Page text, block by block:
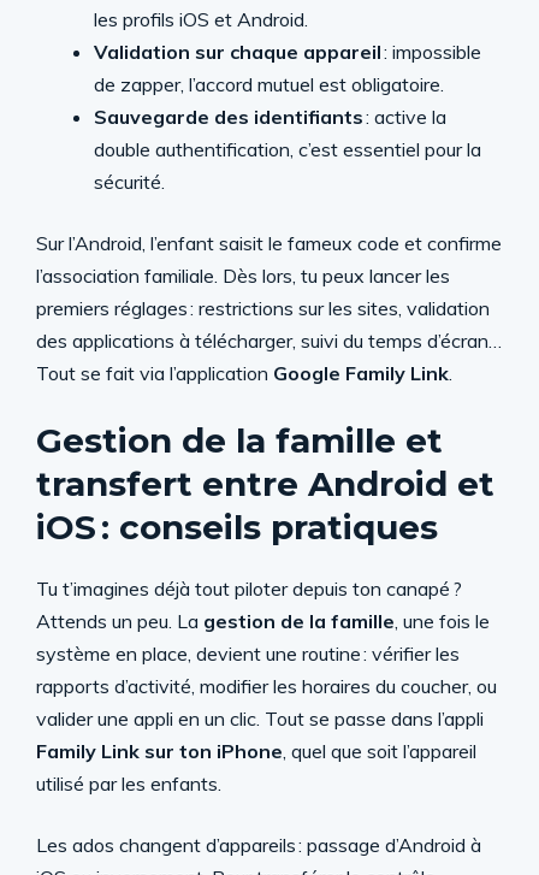
les profils iOS et Android.
Validation sur chaque appareil: impossible
de zapper, l’accord mutuel est obligatoire.
Sauvegarde des identifiants: active la
double authentification, c’est essentiel pour la
sécurité.
Sur l’Android, l’enfant saisit le fameux code et confirme
l’association familiale. Dès lors, tu peux lancer les
premiers réglages : restrictions sur les sites, validation
des applications à télécharger, suivi du temps d’écran…
Tout se fait via l’application Google Family Link.
Gestion de la famille et
transfert entre Android et
iOS : conseils pratiques
Tu t’imagines déjà tout piloter depuis ton canapé ?
Attends un peu. La gestion de la famille, une fois le
système en place, devient une routine : vérifier les
rapports d’activité, modifier les horaires du coucher, ou
valider une appli en un clic. Tout se passe dans l’appli
Family Link sur ton iPhone, quel que soit l’appareil
utilisé par les enfants.
Les ados changent d’appareils : passage d’Android à